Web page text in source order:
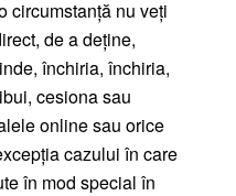
circumstanță nu veți
de a deține,
închiria, închiria,
cesiona sau
online sau orice
cazului în care
în mod special în